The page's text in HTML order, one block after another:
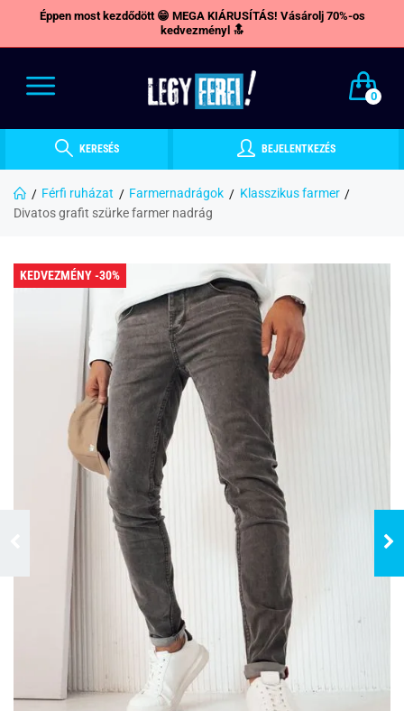
Éppen most kezdődött 😁 MEGA KIÁRUSÍTÁS! Vásárolj 70%-os
kedvezményl 🔝
0
KERESÉS BEJELENTKEZÉS
Férfi ruházat Farmernadrágok
Klasszikus farmer
Divatos grafit szürke farmer nadrág
KEDVEZMÉNY -30%